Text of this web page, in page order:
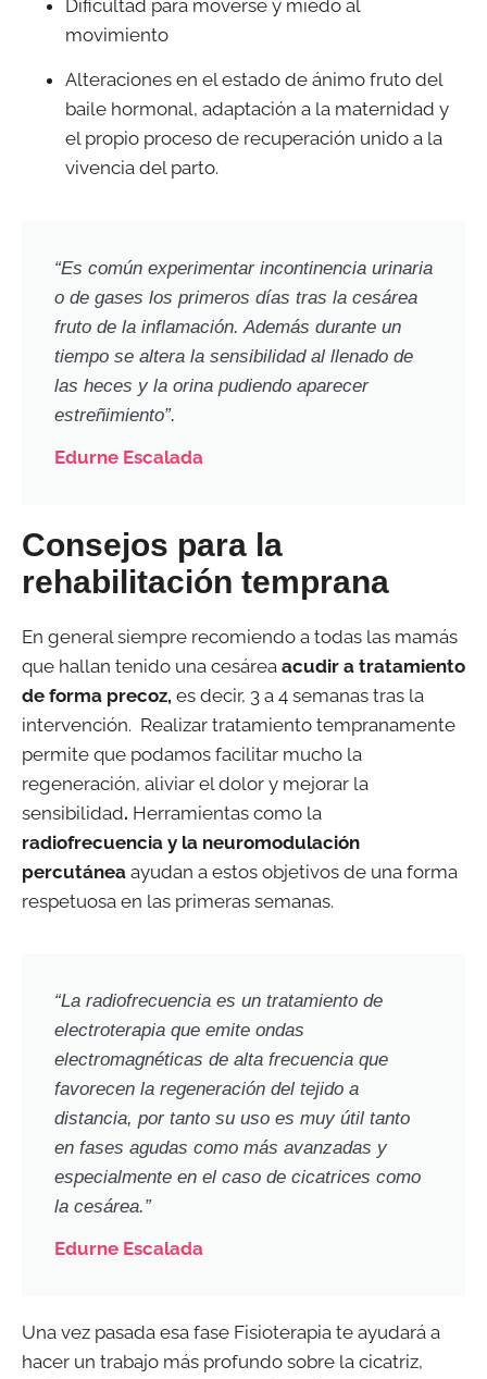
Dificultad para moverse y miedo al
movimiento
Alteraciones en el estado de ánimo fruto del
baile hormonal, adaptación a la maternidad y
el propio proceso de recuperación unido a la
vivencia del parto.
“Es común experimentar incontinencia urinaria
o de gases los primeros días tras la cesárea
fruto de la inflamación. Además durante un
tiempo se altera la sensibilidad al llenado de
las heces y la orina pudiendo aparecer
estreñimiento”.
Edurne Escalada
Consejos para la
rehabilitación temprana
En general siempre recomiendo a todas las mamás
que hallan tenido una cesárea acudir a tratamiento
de forma precoz, es decir, 3 a 4 semanas tras la
intervención. Realizar tratamiento tempranamente
permite que podamos facilitar mucho la
regeneración, aliviar el dolor y mejorar la
sensibilidad. Herramientas como la
radiofrecuencia y la neuromodulación
percutánea ayudan a estos objetivos de una forma
respetuosa en las primeras semanas.
“La radiofrecuencia es un tratamiento de
electroterapia que emite ondas
electromagnéticas de alta frecuencia que
favorecen la regeneración del tejido a
distancia, por tanto su uso es muy útil tanto
en fases agudas como más avanzadas y
especialmente en el caso de cicatrices como
la cesárea.”
Edurne Escalada
Una vez pasada esa fase Fisioterapia te ayudará a
hacer un trabajo más profundo sobre la cicatriz,